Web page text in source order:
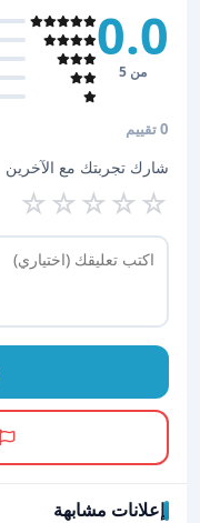
0.0
من 5
0 تقييم
شارك تجربتك مع الآخرين
☆
☆
☆
☆
☆
إعلانات مشابهة